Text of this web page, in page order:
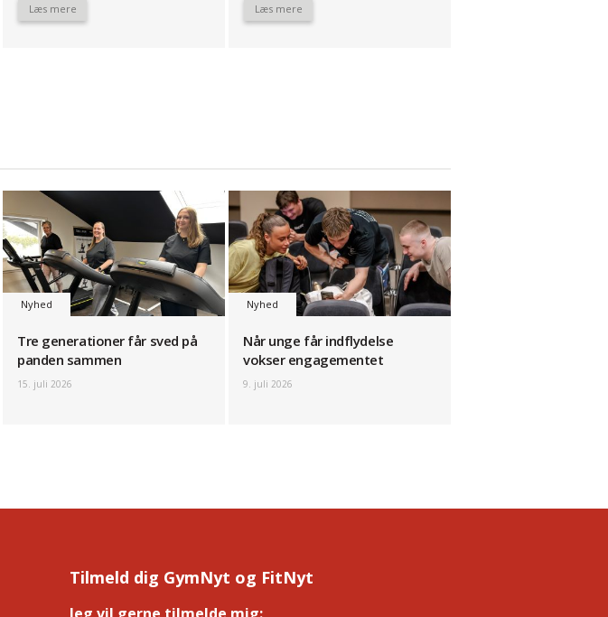
Læs mere Læs mere
Nyhed
Tre generationer får sved på
panden sammen
15. juli 2026
Nyhed
Når unge får indflydelse
vokser engagementet
9. juli 2026
Tilmeld dig GymNyt og FitNyt